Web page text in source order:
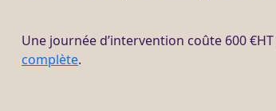
Une journée d’intervention coûte 600 €HT
complète.